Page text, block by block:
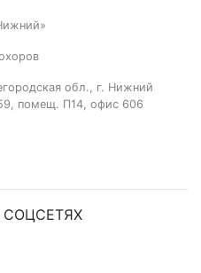
обл., г. Нижний
помещ. П14, офис 606